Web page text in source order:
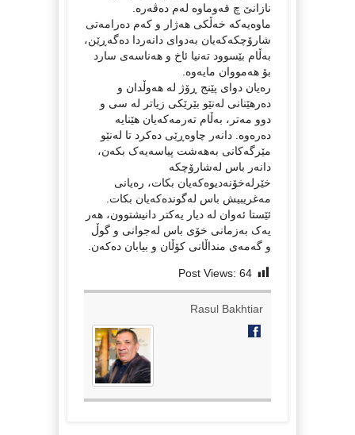
نازانێ چ قەوماوە لەم دەڤەرە.
ماوەیەکە خەڵکی هەژار و کەم دەرامەتی
شارۆچکەکەیان بەدوای دانەردا دەگەڕێن،
بەڵام بێسوود تەنیا ئاخ و هەناسەی سارد
بۆ هەمووان مایەوە.
رەیان دوای پێنج ڕۆژ لە هەوڵدان و
دەرهێنانی لەنێو بێرێکی زیاتر لە سی و
دوو مەتر، بەڵام تەرمەکەیان هێنایە
دەرەوە. دانەر چاوەڕێی دەکرد تا لەنێو
مێرگەکانی بەهەشت پیاسەیەک بکەن،
دانەر باس لەشارۆچکە
خێرلەخۆنەدیوەکەیان بکات، رەیانی
مەغریبیش باس لەگوندەکەیان بکات.
ئێستا ئەوان لە دیار یەکتر دانیشتوون، هەر
یەک بەزمانی خۆی باس لەجوانی و گوڵ
و گەمەی منداڵانی کۆڵان و بیابان دەکەن.
Post Views: 64
Rasul Bakhtiar